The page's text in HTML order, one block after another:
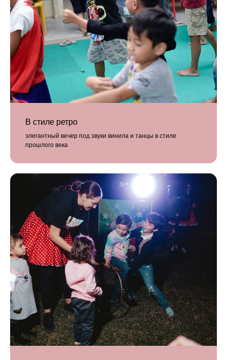
В стиле ретро
элегантный вечер под звуки винила и танцы в стиле
прошлого века